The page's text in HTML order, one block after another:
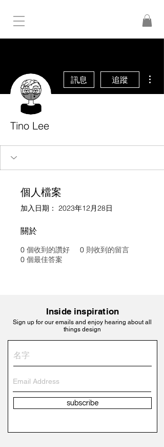
訊息 追蹤
Tino Lee
個人檔案
加入日期： 2023年12月28日
關於
0 個收到的讚好 0 則收到的留言
0 個最佳答案
Inside inspiration
Sign up for our emails and enjoy hearing about all
things design
subscribe